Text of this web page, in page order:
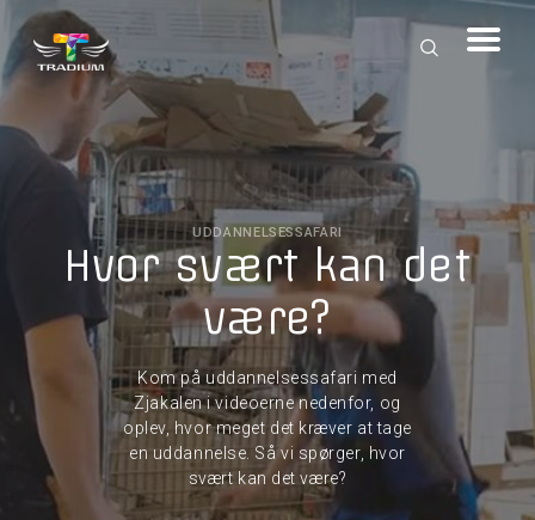
UDDANNELSESSAFARI
Hvor svært kan det
være?
Kom på uddannelsessafari med
Zjakalen i videoerne nedenfor, og
oplev, hvor meget det kræver at tage
en uddannelse. Så vi spørger, hvor
svært kan det være?